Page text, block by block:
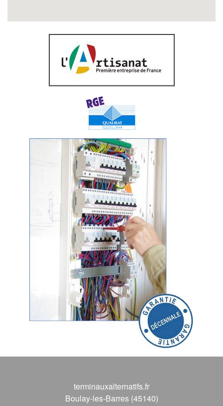
terminauxalternatifs.fr
Boulay-les-Barres (45140)